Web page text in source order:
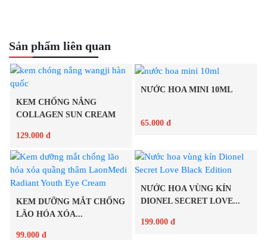
Sản phẩm liên quan
KEM CHỐNG NẮNG
COLLAGEN SUN CREAM
129.000 đ
Chi tiết
NƯỚC HOA MINI 10ML
65.000 đ
Chi tiết
KEM DƯỠNG MẮT CHỐNG
LÃO HÓA XÓA...
99.000 đ
NƯỚC HOA VÙNG KÍN
DIONEL SECRET LOVE...
199.000 đ